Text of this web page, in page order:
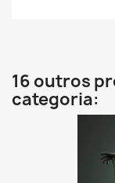
16 outros
categoria: